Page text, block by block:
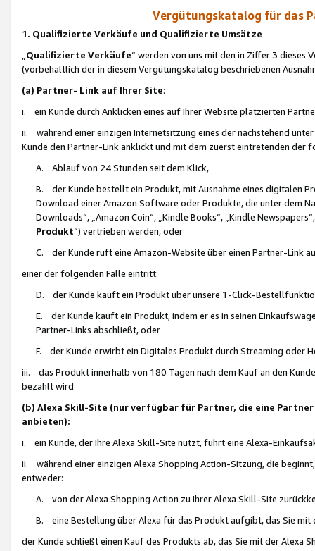
Vergütungskatalog für das
1. Qualifizierte Verkäufe und Qualifizierte Umsätze
Qualifizierte Verkäufe“ werden von uns mit den in Ziffer 3
(vorbehaltlich der in diesem Vergütungskatalog beschriebenen
(a) Partner- Link auf Ihrer Site:
i. ein Kunde durch Anklicken eines auf Ihrer Website platzierten
ii. während einer einzigen Internetsitzung eines der nachstehend
Kunde den Partner-Link anklickt und mit dem zuerst eintretenden der
A. Ablauf von 24 Stunden seit dem Klick,
B. der Kunde bestellt ein Produkt, mit Ausnahme eines digitalen
Download einer Amazon Software oder Produkte, die unter dem
Downloads“, „Amazon Coin“, „Kindle Books“, „Kindle
Produkt“) vertrieben werden, oder
C. der Kunde ruft eine Amazon-Website über einen Partner-Link
einer der folgenden Fälle eintritt:
D. der Kunde kauft ein Produkt über unsere 1-Click-
E. der Kunde kauft ein Produkt, indem er es in seinen
Partner-Links abschließt, oder
F. der Kunde erwirbt ein Digitales Produkt durch Streaming oder
iii. das Produkt innerhalb von 180 Tagen nach dem Kauf an den
bezahlt wird
(b) Alexa Skill-Site (nur verfügbar für Partner, die eine
anbieten):
i. ein Kunde, der Ihre Alexa Skill-Site nutzt, führt eine Alexa-
ii. während einer einzigen Alexa Shopping Action-Sitzung, die
entweder:
A. von der Alexa Shopping Action zu Ihrer Alexa Skill-Site
B. eine Bestellung über Alexa für das Produkt aufgibt, das Sie mit
der Kunde schließt einen Kauf des Produkts ab, das Sie mit der Alexa